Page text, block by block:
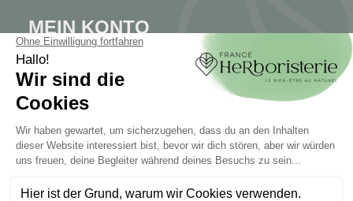
MEIN KONTO
Mein Konto
Authentifizierung
Seguimiento de pedidos
Cree su cuenta
INFORMATIONEN